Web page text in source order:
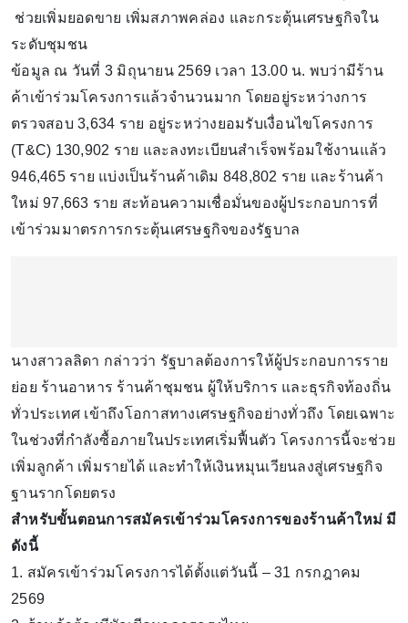
ช่วยเพิ่มยอดขาย เพิ่มสภาพคล่อง และกระตุ้นเศรษฐกิจใน
ระดับชุมชน
ข้อมูล ณ วันที่ 3 มิถุนายน 2569 เวลา 13.00 น. พบว่ามีร้าน
ค้าเข้าร่วมโครงการแล้วจำนวนมาก โดยอยู่ระหว่างการ
ตรวจสอบ 3,634 ราย อยู่ระหว่างยอมรับเงื่อนไขโครงการ
(T&C) 130,902 ราย และลงทะเบียนสำเร็จพร้อมใช้งานแล้ว
946,465 ราย แบ่งเป็นร้านค้าเดิม 848,802 ราย และร้านค้า
ใหม่ 97,663 ราย สะท้อนความเชื่อมั่นของผู้ประกอบการที่
เข้าร่วมมาตรการกระตุ้นเศรษฐกิจของรัฐบาล
นางสาวลลิดา กล่าวว่า รัฐบาลต้องการให้ผู้ประกอบการราย
ย่อย ร้านอาหาร ร้านค้าชุมชน ผู้ให้บริการ และธุรกิจท้องถิ่น
ทั่วประเทศ เข้าถึงโอกาสทางเศรษฐกิจอย่างทั่วถึง โดยเฉพาะ
ในช่วงที่กำลังซื้อภายในประเทศเริ่มฟื้นตัว โครงการนี้จะช่วย
เพิ่มลูกค้า เพิ่มรายได้ และทำให้เงินหมุนเวียนลงสู่เศรษฐกิจ
ฐานรากโดยตรง
สำหรับขั้นตอนการสมัครเข้าร่วมโครงการของร้านค้าใหม่ มี
ดังนี้
1. สมัครเข้าร่วมโครงการได้ตั้งแต่วันนี้ – 31 กรกฎาคม
2569